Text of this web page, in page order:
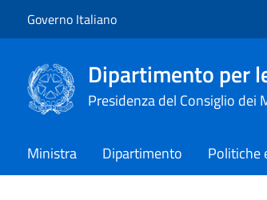
Governo Italiano
Dipartimento per
Presidenza del Consiglio dei
Ministra Dipartimento Politiche